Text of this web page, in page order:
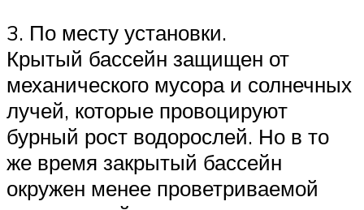
3. По месту установки.
Крытый бассейн защищен от
механического мусора и солнечных
лучей, которые провоцируют
бурный рост водорослей. Но в то
же время закрытый бассейн
окружен менее проветриваемой